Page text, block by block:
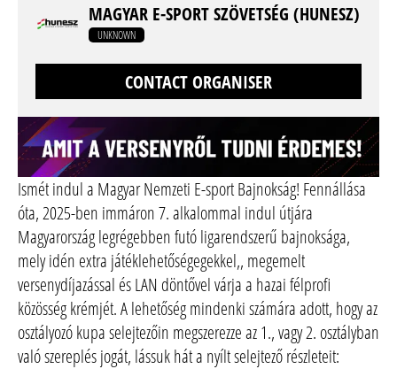
Ismét indul a Magyar Nemzeti E-sport Bajnokság! Fennállása
óta, 2025-ben immáron 7. alkalommal indul útjára
Magyarország legrégebben futó ligarendszerű bajnoksága,
mely idén extra játéklehetőségegekkel,, megemelt
versenydíjazással és LAN döntővel várja a hazai félprofi
közösség krémjét. A lehetőség mindenki számára adott, hogy az
osztályozó kupa selejtezőin megszerezze az 1., vagy 2. osztályban
való szereplés jogát, lássuk hát a nyílt selejtező részleteit:
MAGYAR E-SPORT SZÖVETSÉG (HUNESZ)
UNKNOWN
CONTACT ORGANISER